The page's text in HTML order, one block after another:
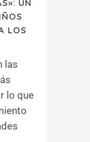
UN
LOS
las
lo que